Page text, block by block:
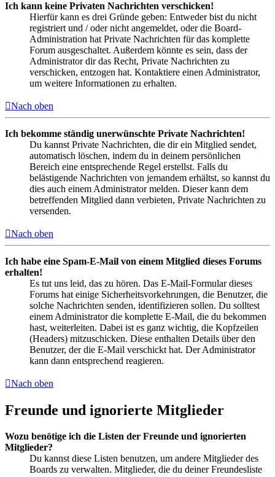
Ich kann keine Privaten Nachrichten verschicken!
Hierfür kann es drei Gründe geben: Entweder bist du nicht
registriert und / oder nicht angemeldet, oder die Board-
Administration hat Private Nachrichten für das komplette
Forum ausgeschaltet. Außerdem könnte es sein, dass der
Administrator dir das Recht, Private Nachrichten zu
verschicken, entzogen hat. Kontaktiere einen Administrator,
um weitere Informationen zu erhalten.
Nach oben
Ich bekomme ständig unerwünschte Private Nachrichten!
Du kannst Private Nachrichten, die dir ein Mitglied sendet,
automatisch löschen, indem du in deinem persönlichen
Bereich eine entsprechende Regel erstellst. Falls du
belästigende Nachrichten von jemandem erhältst, so kannst du
dies auch einem Administrator melden. Dieser kann dem
betreffenden Mitglied dann verbieten, Private Nachrichten zu
versenden.
Nach oben
Ich habe eine Spam-E-Mail von einem Mitglied dieses Forums
erhalten!
Es tut uns leid, das zu hören. Das E-Mail-Formular dieses
Forums hat einige Sicherheitsvorkehrungen, die Benutzer, die
solche Nachrichten senden, identifizieren sollen. Du solltest
einem Administrator die komplette E-Mail, die du bekommen
hast, weiterleiten. Dabei ist es ganz wichtig, die Kopfzeilen
(Headers) mitzuschicken. Diese enthalten Details über den
Benutzer, der die E-Mail verschickt hat. Der Administrator
kann dann entsprechend reagieren.
Nach oben
Freunde und ignorierte Mitglieder
Wozu benötige ich die Listen der Freunde und ignorierten
Mitglieder?
Du kannst diese Listen benutzen, um andere Mitglieder des
Boards zu verwalten. Mitglieder, die du deiner Freundesliste